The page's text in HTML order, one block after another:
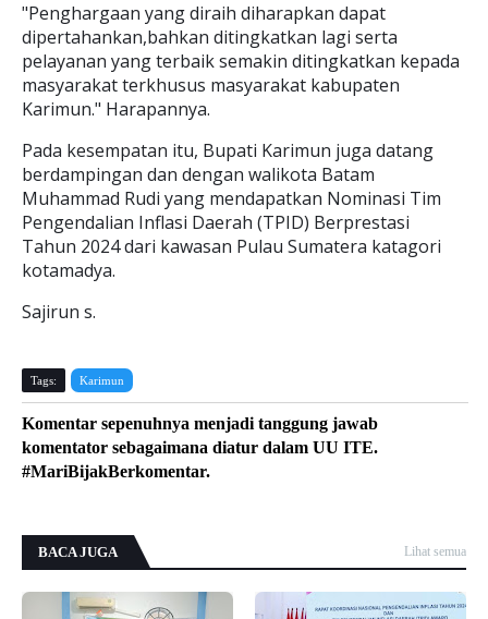
"Penghargaan yang diraih diharapkan dapat
dipertahankan,bahkan ditingkatkan lagi serta
pelayanan yang terbaik semakin ditingkatkan kepada
masyarakat terkhusus masyarakat kabupaten
Karimun." Harapannya.
Pada kesempatan itu, Bupati Karimun juga datang
berdampingan dan dengan walikota Batam
Muhammad Rudi yang mendapatkan Nominasi Tim
Pengendalian Inflasi Daerah (TPID) Berprestasi
Tahun 2024 dari kawasan Pulau Sumatera katagori
kotamadya.
Sajirun s.
Tags: Karimun
Komentar sepenuhnya menjadi tanggung jawab
komentator sebagaimana diatur dalam UU ITE.
#MariBijakBerkomentar.
BACA JUGA Lihat semua